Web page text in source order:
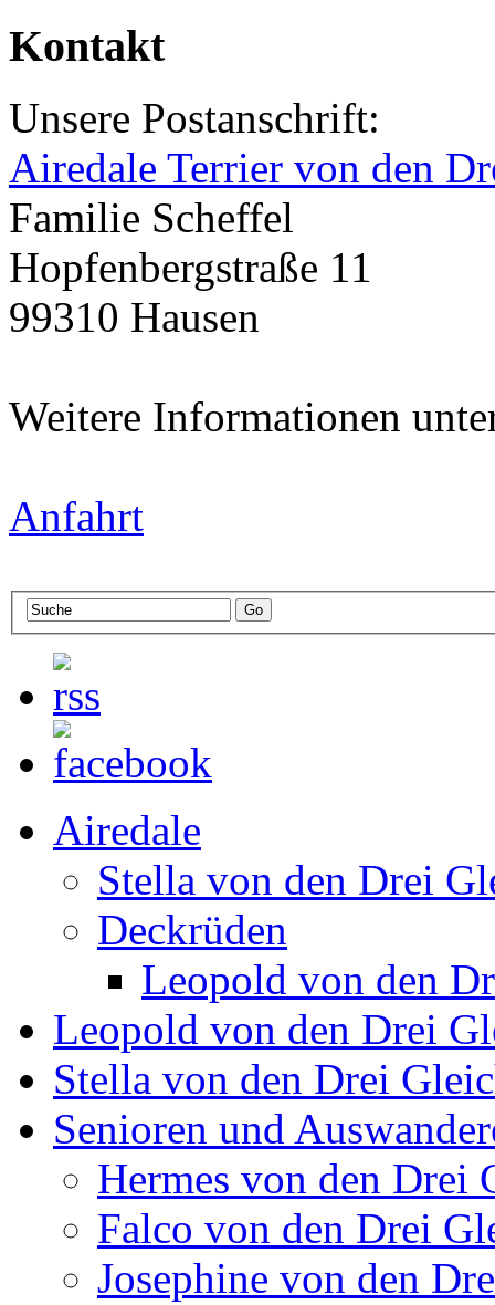
Kontakt
Unsere Postanschrift:
Airedale Terrier von den
Familie Scheffel
Hopfenbergstraße 11
99310 Hausen
Weitere Informationen
Anfahrt
Airedale
Stella von den Drei
Deckrüden
Leopold von den
Leopold von den Drei
Stella von den Drei
Senioren und
Hermes von den Drei
Falco von den Drei
Josephine von den